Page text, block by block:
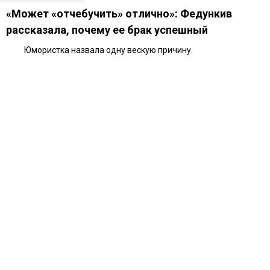
«Может «отчебучить» отлично»: Федункив
рассказала, почему ее брак успешный
Юмористка назвала одну вескую причину.